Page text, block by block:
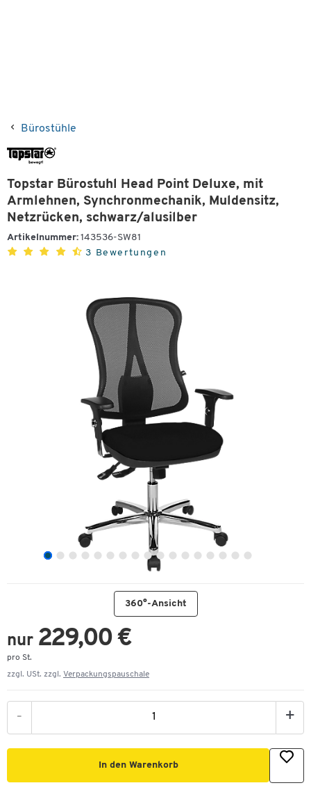
Bürostühle
Topstar Bürostuhl Head Point Deluxe, mit
Armlehnen, Synchronmechanik, Muldensitz,
Netzrücken, schwarz/alusilber
Artikelnummer: 143536-SW81
3 Bewertungen
360°-Ansicht
nur 229,00 €
pro St.
zzgl. USt. zzgl. Verpackungspauschale
- +
In den Warenkorb